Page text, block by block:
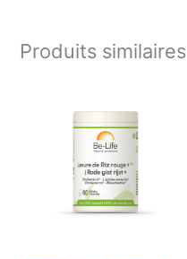
Produits similaires